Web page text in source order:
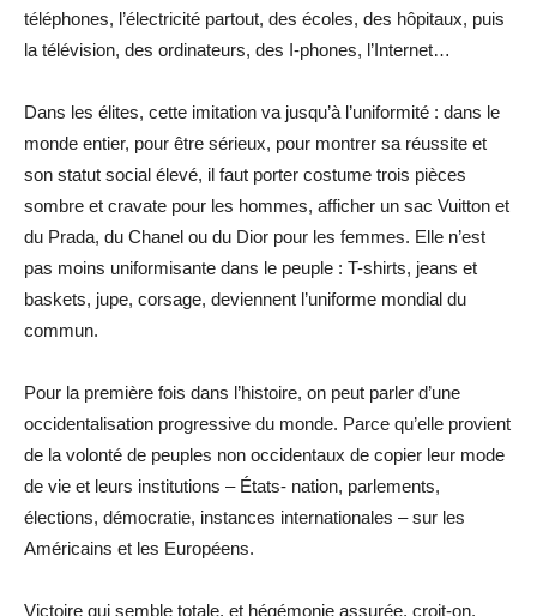
téléphones, l’électricité partout, des écoles, des hôpitaux, puis
la télévision, des ordinateurs, des I-phones, l’Internet…
Dans les élites, cette imitation va jusqu’à l’uniformité : dans le
monde entier, pour être sérieux, pour montrer sa réussite et
son statut social élevé, il faut porter costume trois pièces
sombre et cravate pour les hommes, afficher un sac Vuitton et
du Prada, du Chanel ou du Dior pour les femmes. Elle n’est
pas moins uniformisante dans le peuple : T-shirts, jeans et
baskets, jupe, corsage, deviennent l’uniforme mondial du
commun.
Pour la première fois dans l’histoire, on peut parler d’une
occidentalisation progressive du monde. Parce qu’elle provient
de la volonté de peuples non occidentaux de copier leur mode
de vie et leurs institutions – États- nation, parlements,
élections, démocratie, instances internationales – sur les
Américains et les Européens.
Victoire qui semble totale, et hégémonie assurée, croit-on,